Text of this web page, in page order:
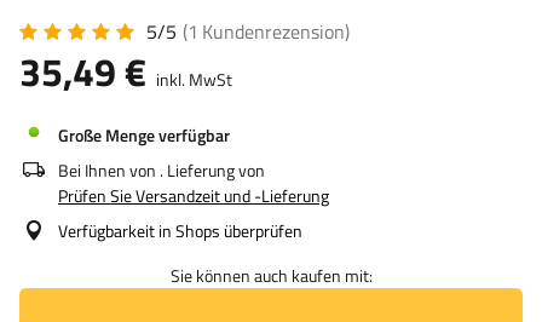
5/5 (1 Kundenrezension)
35,49 € inkl. MwSt
Große Menge verfügbar
Bei Ihnen von . Lieferung von
Prüfen Sie Versandzeit und -Lieferung
Verfügbarkeit in Shops überprüfen
Sie können auch kaufen mit: